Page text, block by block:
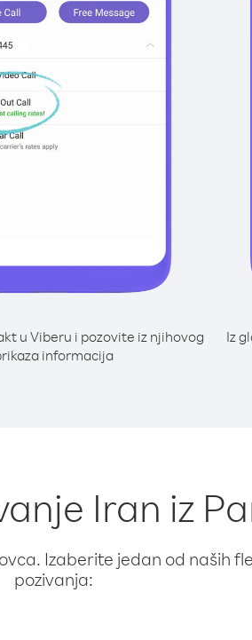
u Viberu i pozovite iz njihovog
informacija
Iz
Iran iz
Izaberite jedan od naših
pozivanja: